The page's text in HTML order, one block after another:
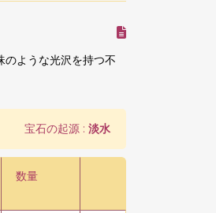
のような光沢を持つ不
宝石の起源 : 淡水
数量